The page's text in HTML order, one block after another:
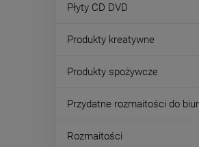
Płyty CD DVD
Produkty kreatywne
Produkty spożywcze
Przydatne rozmaitości do
Rozmaitości